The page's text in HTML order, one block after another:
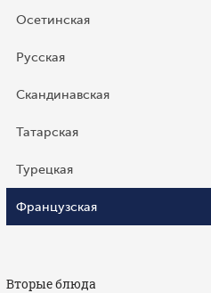
Осетинская
Русская
Скандинавская
Татарская
Турецкая
Французская
Вторые блюда